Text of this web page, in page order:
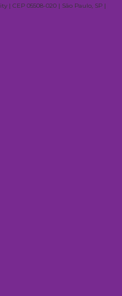
| CEP 05508-020 | São Paulo, SP |